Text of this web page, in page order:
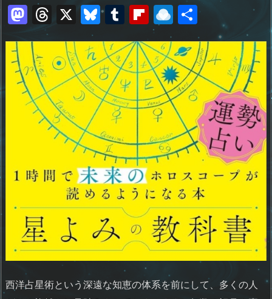
M
st
o
d
o
n
T
re
a
d
s
X Bl
e
sk
y
T
m
bl
r
Fl
ip
b
o
ar
d
R
n
d
ro
p.
io
共
有
西洋占星術という深遠な知恵の体系を前にして、多くの人